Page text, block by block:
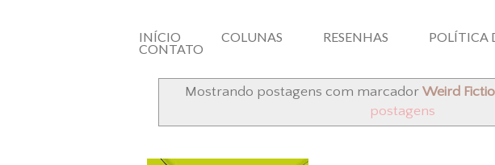
INÍCIO COLUNAS RESENHAS POLÍTICA
CONTATO
Mostrando postagens com marcadorWeird
postagens